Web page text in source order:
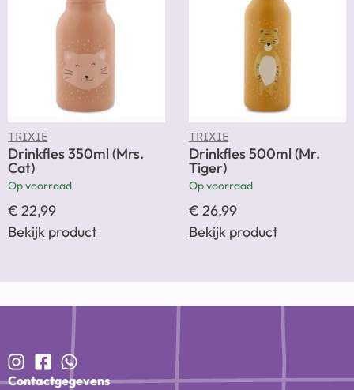
TRIXIE
Drinkfles 350ml (Mrs.
Cat)
Op voorraad
€ 22,99
Bekijk product
TRIXIE
Drinkfles 500ml (Mr.
Tiger)
Op voorraad
€ 26,99
Bekijk product
Contactgegevens